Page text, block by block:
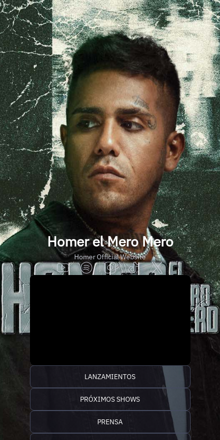
Homer el Mero Mero
Homer Official Website
LANZAMIENTOS
PRÓXIMOS SHOWS
PRENSA